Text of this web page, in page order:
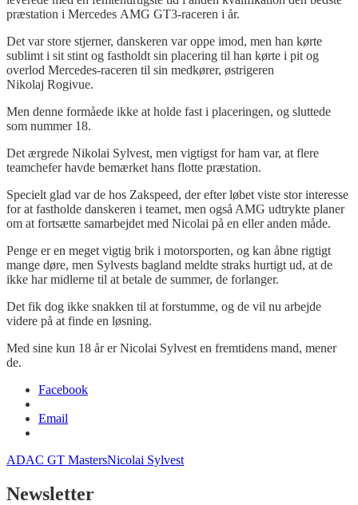
præstation i Mercedes AMG GT3-raceren i år.
Det var store stjerner, danskeren var oppe imod, men han kørte
sublimt i sit stint og fastholdt sin placering til han kørte i pit og
overlod Mercedes-raceren til sin medkører, østrigeren
Nikolaj Rogivue.
Men denne formåede ikke at holde fast i placeringen, og sluttede
som nummer 18.
Det ærgrede Nikolai Sylvest, men vigtigst for ham var, at flere
teamchefer havde bemærket hans flotte præstation.
Specielt glad var de hos Zakspeed, der efter løbet viste stor interesse
for at fastholde danskeren i teamet, men også AMG udtrykte planer
om at fortsætte samarbejdet med Nicolai på en eller anden måde.
Penge er en meget vigtig brik i motorsporten, og kan åbne rigtigt
mange døre, men Sylvests bagland meldte straks hurtigt ud, at de
ikke har midlerne til at betale de summer, de forlanger.
Det fik dog ikke snakken til at forstumme, og de vil nu arbejde
videre på at finde en løsning.
Med sine kun 18 år er Nicolai Sylvest en fremtidens mand, mener
de.
Facebook
Email
ADAC GT MastersNicolai Sylvest
Newsletter